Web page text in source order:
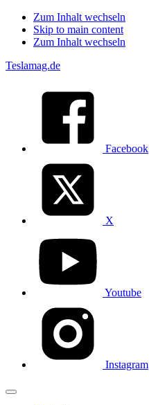
Zum Inhalt wechseln
Skip to main content
Zum Inhalt wechseln
Teslamag.de
Facebook
X
Youtube
Instagram